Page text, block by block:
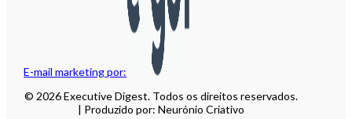
E-mail marketing por:
© 2026 Executive Digest. Todos os direitos reservados.
| Produzido por: Neurónio Criativo